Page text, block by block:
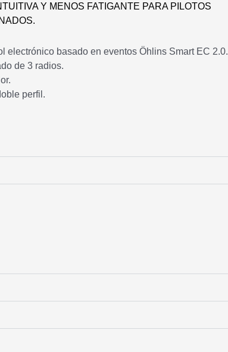
Y MENOS FATIGANTE PARA PILOTOS
electrónico basado en eventos Öhlins Smart EC 2.0.
de 3 radios.
perfil.